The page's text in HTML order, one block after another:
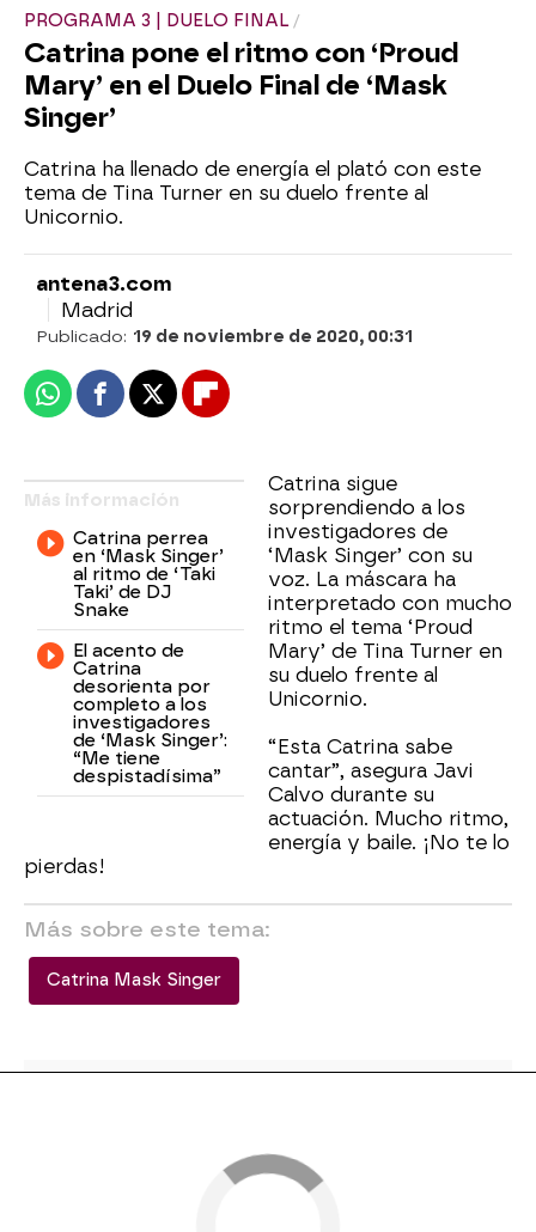
PROGRAMA 3 | DUELO FINAL
Catrina pone el ritmo con ‘Proud
Mary’ en el Duelo Final de ‘Mask
Singer’
Catrina ha llenado de energía el plató con este
tema de Tina Turner en su duelo frente al
Unicornio.
antena3.com
Madrid
Publicado: 19 de noviembre de 2020, 00:31
WhatsappFacebook
X Flipboard
Más información
Catrina perrea
en ‘Mask Singer’
al ritmo de ‘Taki
Taki’ de DJ
Snake
El acento de
Catrina
desorienta por
completo a los
investigadores
de ‘Mask Singer’:
“Me tiene
despistadísima”
Catrina sigue
sorprendiendo a los
investigadores de
‘Mask Singer’ con su
voz. La máscara ha
interpretado con mucho
ritmo el tema ‘Proud
Mary’ de Tina Turner en
su duelo frente al
Unicornio.
“Esta Catrina sabe
cantar”, asegura Javi
Calvo durante su
actuación. Mucho ritmo,
energía y baile. ¡No te lo
pierdas!
Más sobre este tema:
Catrina Mask Singer